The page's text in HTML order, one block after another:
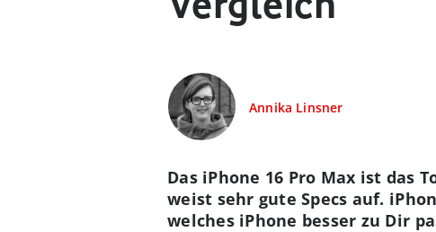
Annika Linsner
Das iPhone 16 Pro Max ist das
weist sehr gute Specs auf.
welches iPhone besser zu Dir